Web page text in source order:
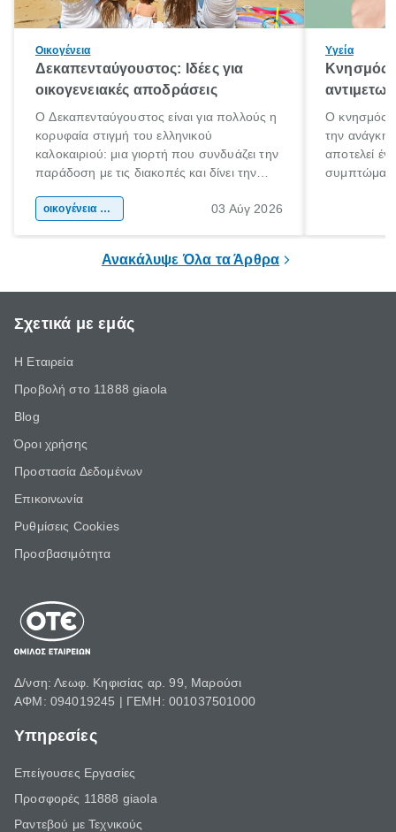
Οικογένεια
Δεκαπενταύγουστος: Ιδέες για
οικογενειακές αποδράσεις
Ο Δεκαπενταύγουστος είναι για πολλούς η
κορυφαία στιγμή του ελληνικού
καλοκαιριού: μια γιορτή που συνδυάζει την
παράδοση με τις διακοπές και δίνει την
χώρας. Είτε πρόκειται για λίγες μέρες
οικογένεια & παιδί 03 Αύγ 2026
Υγεία
Κνησμός:
Ο κνησμός
την ανάγκη
αποτελεί
Ανακάλυψε Όλα τα Άρθρα
Σχετικά με εμάς
Η Εταιρεία
Προβολή στο 11888 giaola
Blog
Όροι χρήσης
Προστασία Δεδομένων
Επικοινωνία
Ρυθμίσεις Cookies
Προσβασιμότητα
Δ/νση: Λεωφ. Κηφισίας αρ. 99, Μαρούσι
ΑΦΜ: 094019245 | ΓΕΜΗ: 001037501000
Υπηρεσίες
Επείγουσες Εργασίες
Προσφορές 11888 giaola
Ραντεβού με Τεχνικούς